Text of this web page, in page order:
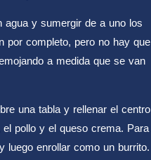
agua y sumergir de a uno los
por completo, pero no hay que
a medida que se van
una tabla y rellenar el centro
pollo y el queso crema. Para
luego enrollar como un burrito.